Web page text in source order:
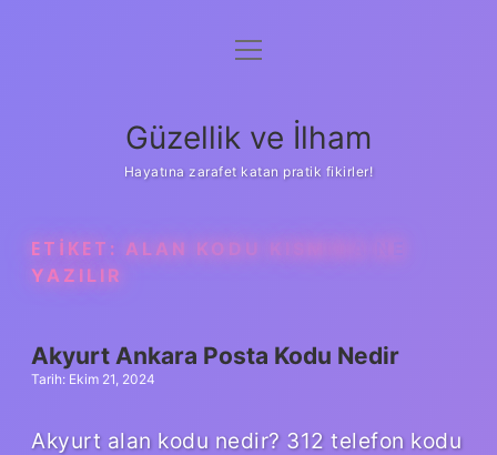
Anasayfa
Yasal Uyarı
menüyü
Güzellik ve İlham
Hayatına zarafet katan pratik fikirler!
ETIKET: ALAN KODU KISMINA NE
YAZILIR
Akyurt Ankara Posta Kodu Nedir
Tarih: Ekim 21, 2024
Akyurt alan kodu nedir? 312 telefon kodu